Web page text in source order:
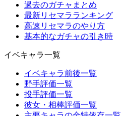
過去のガチャまとめ
最新リセマラランキング
高速リセマラのやり方
基本的なガチャの引き時
イベキャラ一覧
イベキャラ前後一覧
野手評価一覧
投手評価一覧
彼女・相棒評価一覧